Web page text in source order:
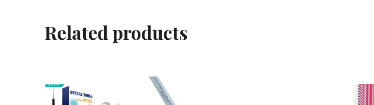
Related products